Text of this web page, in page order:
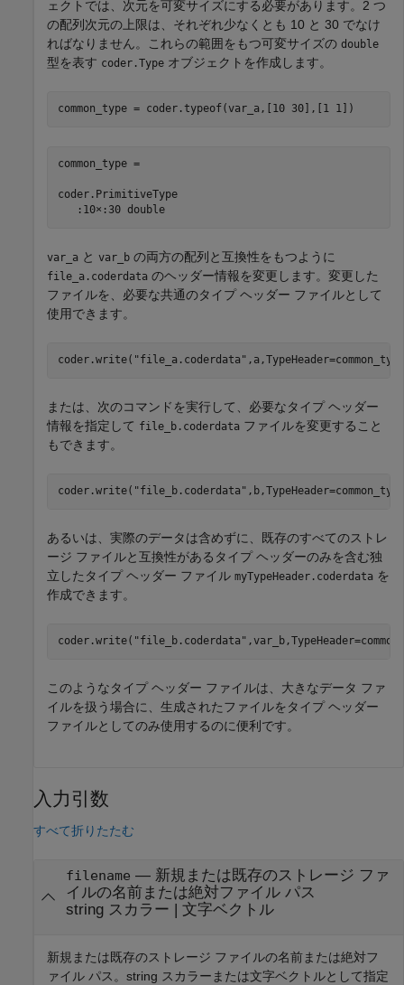
ェクトでは、次元を可変サイズにする必要があります。2 つ
の配列次元の上限は、それぞれ少なくとも 10 と 30 でなけ
ればなりません。これらの範囲をもつ可変サイズの double
型を表す coder.Type オブジェクトを作成します。
common_type = coder.typeof(var_a,[10 30],[1 1])
common_type =
coder.PrimitiveType
   :10×:30 double
var_a と var_b の両方の配列と互換性をもつように
file_a.coderdata のヘッダー情報を変更します。変更した
ファイルを、必要な共通のタイプ ヘッダー ファイルとして
使用できます。
coder.write( "file_a.coderdata"
または、次のコマンドを実行して、必要なタイプ ヘッダー
情報を指定して file_b.coderdata ファイルを変更すること
もできます。
coder.write( "file_b.coderdata"
あるいは、実際のデータは含めずに、既存のすべてのストレ
ージ ファイルと互換性があるタイプ ヘッダーのみを含む独
立したタイプ ヘッダー ファイル myTypeHeader.coderdata を
作成できます。
coder.write( "file_b.coderdata"
このようなタイプ ヘッダー ファイルは、大きなデータ ファ
イルを扱う場合に、生成されたファイルをタイプ ヘッダー
ファイルとしてのみ使用するのに便利です。
入力引数
すべて折りたたむ
filename — 新規または既存のストレージ ファ
イルの名前または絶対ファイル パス
string スカラー | 文字ベクトル
新規または既存のストレージ ファイルの名前または絶対フ
ァイル パス。string スカラーまたは文字ベクトルとして指定